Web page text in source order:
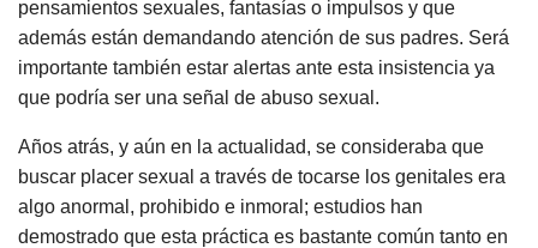
pensamientos sexuales, fantasías o impulsos y que
además están demandando atención de sus padres. Será
importante también estar alertas ante esta insistencia ya
que podría ser una señal de abuso sexual.
Años atrás, y aún en la actualidad, se consideraba que
buscar placer sexual a través de tocarse los genitales era
algo anormal, prohibido e inmoral; estudios han
demostrado que esta práctica es bastante común tanto en